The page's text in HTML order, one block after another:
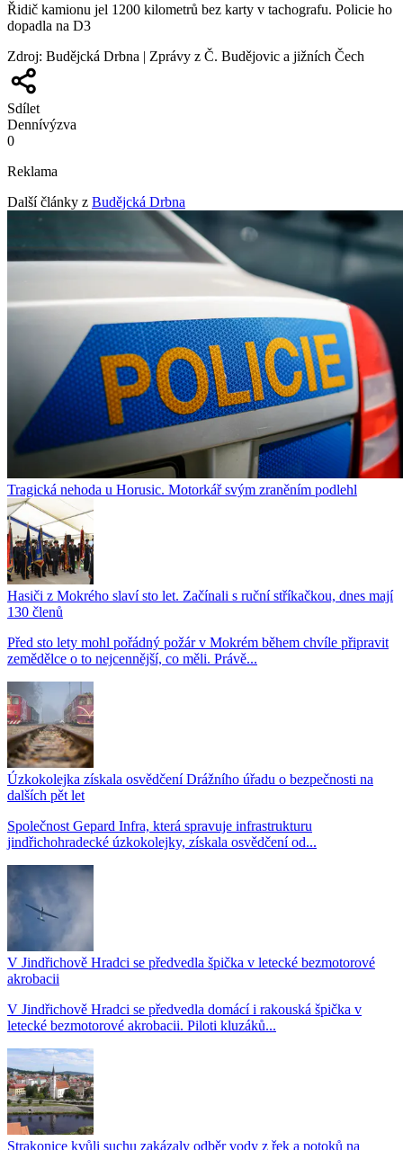
Řidič kamionu jel 1200 kilometrů bez karty v tachografu. Policie ho
dopadla na D3
Zdroj: Budějcká Drbna | Zprávy z Č. Budějovic a jižních Čech
Sdílet
Dennívýzva
0
Reklama
Další články z Budějcká Drbna
Tragická nehoda u Horusic. Motorkář svým zraněním podlehl
Hasiči z Mokrého slaví sto let. Začínali s ruční stříkačkou, dnes mají
130 členů
Před sto lety mohl pořádný požár v Mokrém během chvíle připravit
zemědělce o to nejcennější, co měli. Právě...
Úzkokolejka získala osvědčení Drážního úřadu o bezpečnosti na
dalších pět let
Společnost Gepard Infra, která spravuje infrastrukturu
jindřichohradecké úzkokolejky, získala osvědčení od...
V Jindřichově Hradci se předvedla špička v letecké bezmotorové
akrobacii
V Jindřichově Hradci se předvedla domácí i rakouská špička v
letecké bezmotorové akrobacii. Piloti kluzáků...
Strakonice kvůli suchu zakázaly odběr vody z řek a potoků na